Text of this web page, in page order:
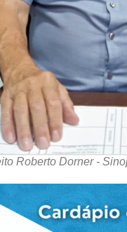
Roberto Dorner -